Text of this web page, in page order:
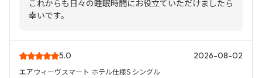
これからも日々の睡眠時間にお役立ていただけましたら
幸いです。
5.0 2026-08-02
エアウィーヴスマート ホテル仕様S シングル